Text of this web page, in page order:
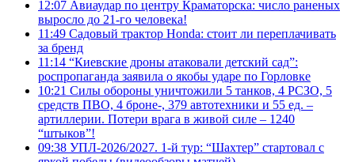
12:07 Авиаудар по центру Краматорска: число раненых
выросло до 21-го человека!
11:49 Садовый трактор Honda: стоит ли переплачивать
за бренд
11:14 “Киевские дроны атаковали детский сад”:
роспропаганда заявила о якобы ударе по Горловке
10:21 Силы обороны уничтожили 5 танков, 4 РСЗО, 5
средств ПВО, 4 броне-, 379 автотехники и 55 ед. –
артиллерии. Потери врага в живой силе – 1240
“штыков”!
09:38 УПЛ-2026/2027. 1-й тур: “Шахтер” стартовал с